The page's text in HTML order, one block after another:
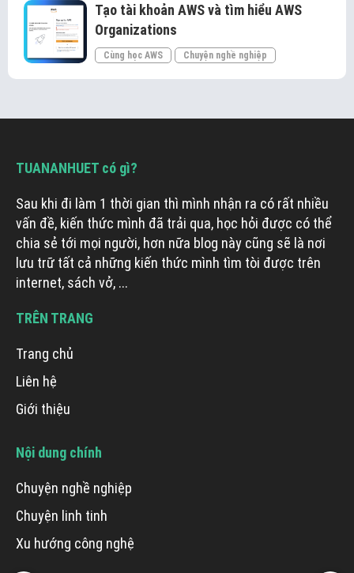
Tạo tài khoản AWS và tìm hiểu AWS
Organizations
Cùng học AWS Chuyện nghề nghiệp
TUANANHUET có gì?
Sau khi đi làm 1 thời gian thì mình nhận ra có rất nhiều
vấn đề, kiến thức mình đã trải qua, học hỏi được có thể
chia sẻ tới mọi người, hơn nữa blog này cũng sẽ là nơi
lưu trữ tất cả những kiến thức mình tìm tòi được trên
internet, sách vở, ...
TRÊN TRANG
Trang chủ
Liên hệ
Giới thiệu
Nội dung chính
Chuyện nghề nghiệp
Chuyện linh tinh
Xu hướng công nghệ